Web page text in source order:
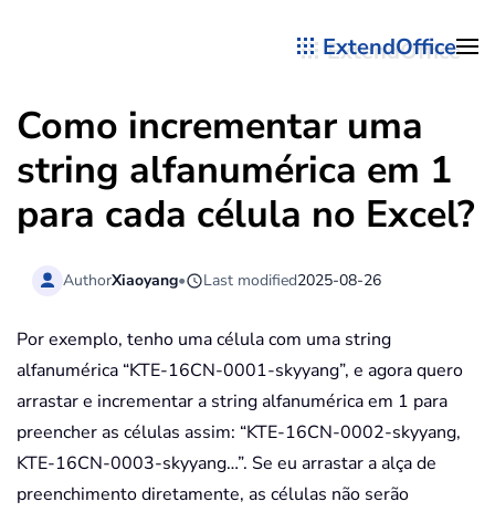
ExtendOffice
Como incrementar uma
string alfanumérica em 1
para cada célula no Excel?
AuthorXiaoyang• Last modified2025-08-26
Por exemplo, tenho uma célula com uma string
alfanumérica “KTE-16CN-0001-skyyang”, e agora quero
arrastar e incrementar a string alfanumérica em 1 para
preencher as células assim: “KTE-16CN-0002-skyyang,
KTE-16CN-0003-skyyang…”. Se eu arrastar a alça de
preenchimento diretamente, as células não serão